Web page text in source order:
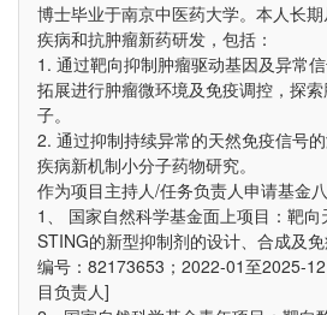
博士毕业于南京中医药大学。本人长
疾病和抗肿瘤新药研发，包括：
1. 通过靶向抑制肿瘤驱动基因及异常
拓展进行肿瘤微环境及免疫调控，探
子。
2. 通过抑制持续异常的天然免疫信号
疾病新机制小分子药物研究。
作为项目主持人/任务负责人申请基金八
1、 国家自然科学基金面上项目：靶
STING的新型抑制剂的设计、合成及
编号：82173653；2022-01至2025-
目负责人]